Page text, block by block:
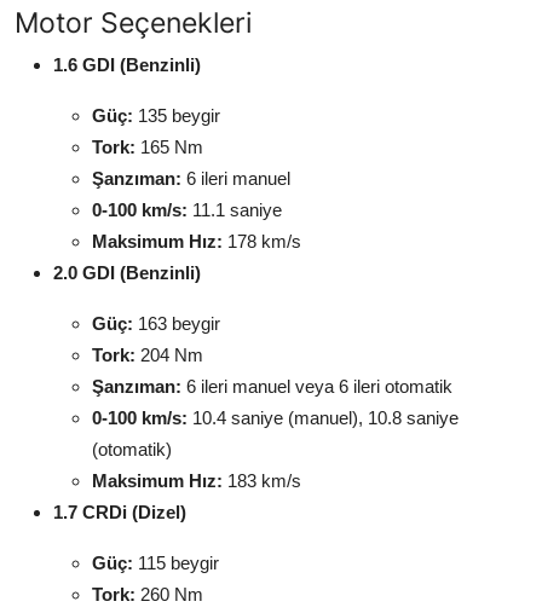
Motor Seçenekleri
1.6 GDI (Benzinli)
Güç: 135 beygir
Tork: 165 Nm
Şanzıman: 6 ileri manuel
0-100 km/s: 11.1 saniye
Maksimum Hız: 178 km/s
2.0 GDI (Benzinli)
Güç: 163 beygir
Tork: 204 Nm
Şanzıman: 6 ileri manuel veya 6 ileri otomatik
0-100 km/s: 10.4 saniye (manuel), 10.8 saniye
(otomatik)
Maksimum Hız: 183 km/s
1.7 CRDi (Dizel)
Güç: 115 beygir
Tork: 260 Nm